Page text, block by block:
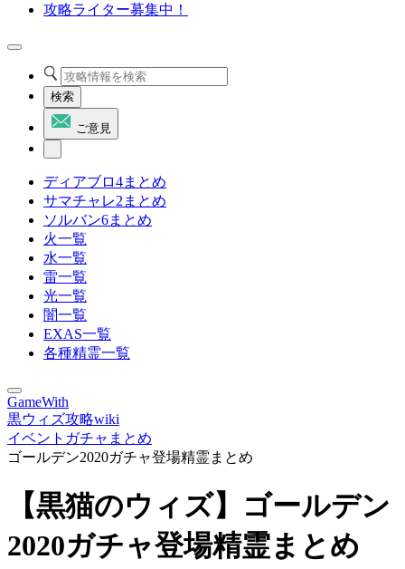
攻略ライター募集中！
検索
ご意見
ディアブロ4まとめ
サマチャレ2まとめ
ソルバン6まとめ
火一覧
水一覧
雷一覧
光一覧
闇一覧
EXAS一覧
各種精霊一覧
GameWith
黒ウィズ攻略wiki
イベントガチャまとめ
ゴールデン2020ガチャ登場精霊まとめ
【黒猫のウィズ】ゴールデン
2020ガチャ登場精霊まとめ